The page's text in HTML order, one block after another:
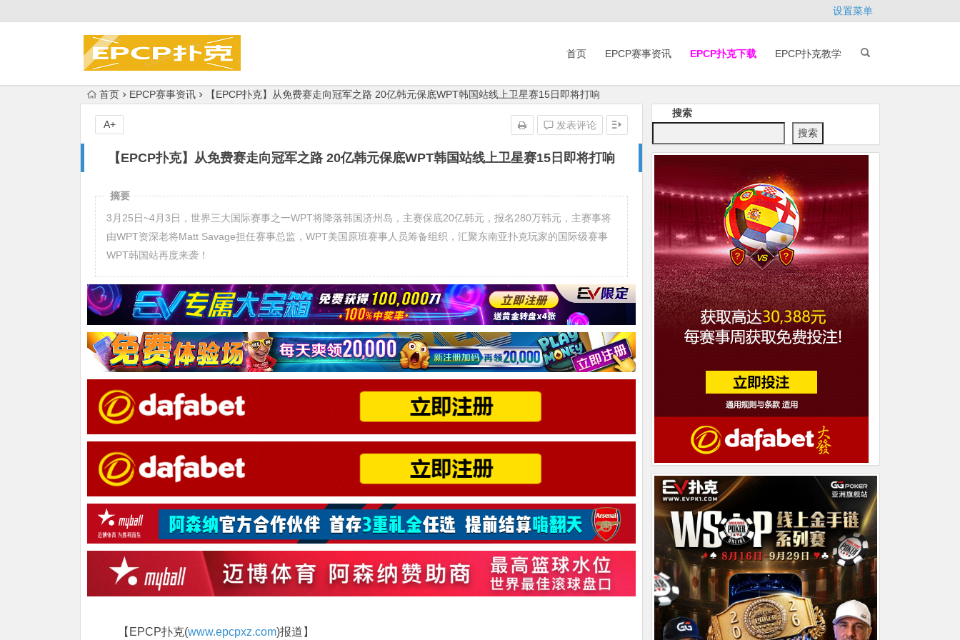
设置菜单
首页 EPCP赛事资讯 EPCP扑克下载 EPCP扑克教学
首页 EPCP赛事资讯 【EPCP扑克】从免费赛走向冠军之路 20亿韩元保底WPT韩国站线上卫星赛15日即将打响
【EPCP扑克】从免费赛走向冠军之路 20亿韩元保底WPT韩国站线上卫星赛15日即将打响
发表评论
A+
摘要
3月25日~4月3日，世界三大国际赛事之一WPT将降落韩国济州岛，主赛保底20亿韩元，报名280万韩元，主赛事将
由WPT资深老将Matt Savage担任赛事总监，WPT美国原班赛事人员筹备组织，汇聚东南亚扑克玩家的国际级赛事
WPT韩国站再度来袭！
【EPCP扑克(www.epcpxz.com)报道】
搜索
搜索